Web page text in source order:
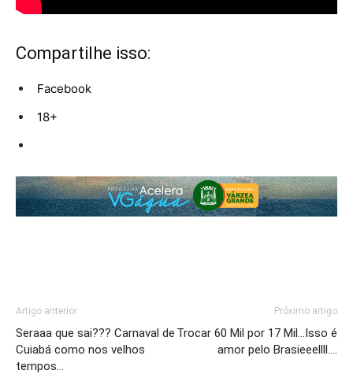
Compartilhe isso:
Facebook
18+
Artigo anterior
Seraaa que sai??? Carnaval de
Cuiabá como nos velhos
tempos…
Próximo artigo
Trocar 60 Mil por 17 Mil…Isso é
amor pelo Brasieeellll….